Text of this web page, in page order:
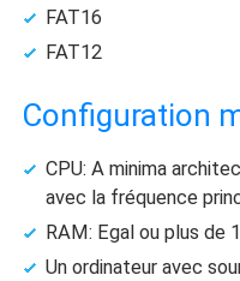
FAT16
FAT12
Configuration
CPU: A minima
avec la fréquence
RAM: Egal ou plus de
Un ordinateur avec